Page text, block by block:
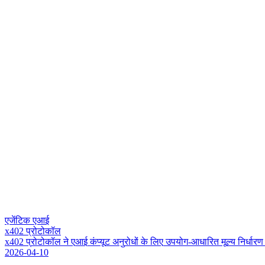
एजेंटिक एआई
x402 प्रोटोकॉल
x402 परटकल न एआई कपयट अनरध क लए उपयग-आधरत मलय नररण
2026-04-10